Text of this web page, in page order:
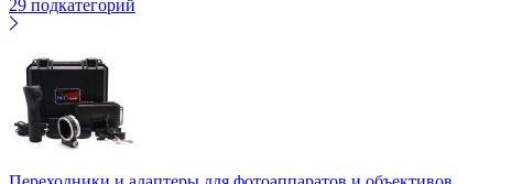
29 подкатегорий